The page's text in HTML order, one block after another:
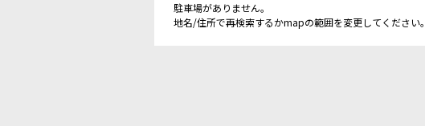
駐車場がありません。
地名/住所で再検索するかmapの範囲を変更してください。